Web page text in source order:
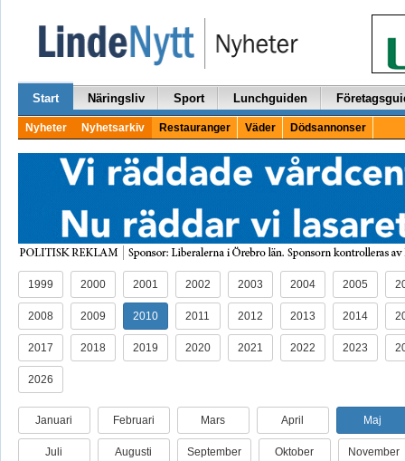
Start Näringsliv Sport Lunchguiden
Nyheter Nyhetsarkiv Restauranger Väder Dödsannonser
1999 2000 2001 2002 2003 2004 2005
2008 2009 2010 2011 2012 2013 2014
2017 2018 2019 2020 2021 2022 2023
2026
Januari Februari Mars April Maj
Juli Augusti September Oktober November